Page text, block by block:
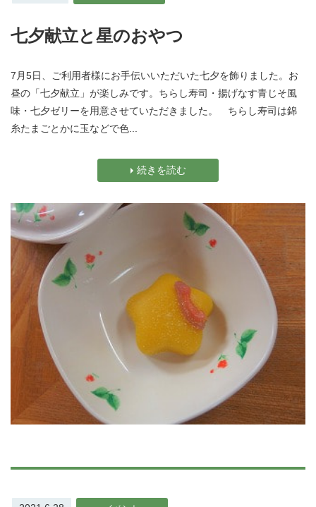
七夕献立と星のおやつ
7月5日、ご利用者様にお手伝いいただいた七夕を飾りました。お
昼の「七夕献立」が楽しみです。ちらし寿司・揚げなす青じそ風
味・七夕ゼリーを用意させていただきました。 ちらし寿司は錦
糸たまごとかに玉などで色...
続きを読む